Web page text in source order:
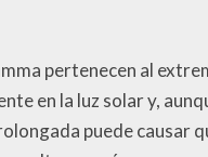
pertenecen al
en la luz solar y,
puede causar